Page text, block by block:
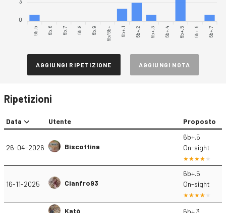
0
6b.5 6b.6 6b.7 6b.8 6b.9 6b/6b+ 6b+.1 6b+.2 6b+.3 6b+.4 6b+.5 6b+.6 6b+.7
AGGIUNGI RIPETIZIONE AGGIUNGI NOTA
Ripetizioni
Data Utente Proposto
26-04-2026 Biscottina
6b+.5
On-sight
16-11-2025 Cianfro93
6b+.5
On-sight
Katò
6b+.3